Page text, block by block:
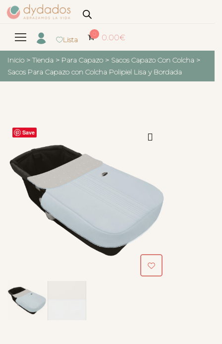
Lista
0 0.00€
Inicio > Tienda > Para Capazo > Sacos Capazo Con Colcha >
Sacos Para Capazo con Colcha Polipiel Lisa y Bordada
Save